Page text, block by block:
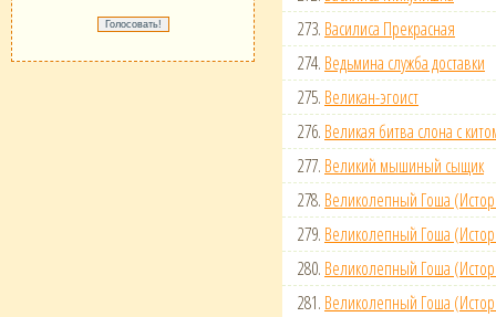
273. Василиса Прекрасная
274. Ведьмина служба доставки
275. Великан-эгоист
276. Великая битва слона с
277. Великий мышиный сыщик
278. Великолепный Гоша
279. Великолепный Гоша
280. Великолепный Гоша
281. Великолепный Гоша